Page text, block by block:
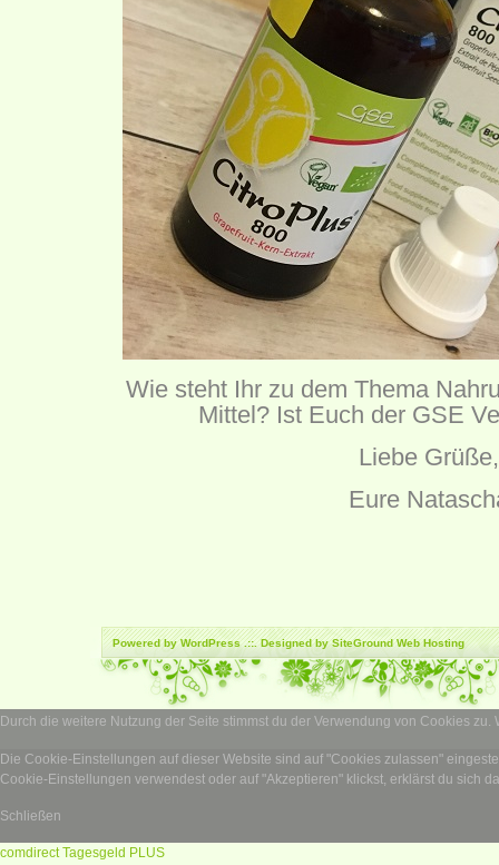
Wie steht Ihr zu dem Thema
Mittel? Ist Euch der GSE
Liebe Grüße,
Eure
Powered byWordPress.::. Designed by SiteGroundWeb Hosting
Durch die weitere Nutzung der Seite stimmst du der Verwendung von Cookies zu.
Die Cookie-Einstellungen auf dieser Website sind auf "Cookies zulassen"
Cookie-Einstellungen verwendest oder auf "Akzeptieren" klickst, erklärst du sich
Schließen
comdirect Tagesgeld PLUS